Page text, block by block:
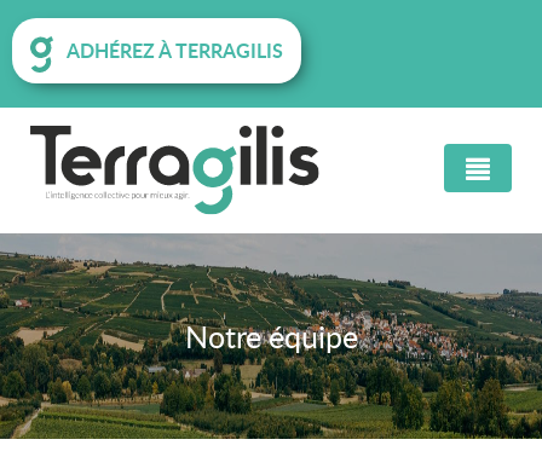
ADHÉREZ À TERRAGILIS
Notre équipe